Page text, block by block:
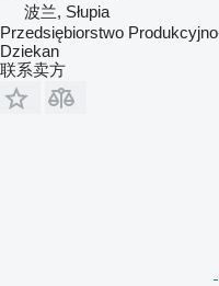
波兰, Słupia
Przedsiębiorstwo
Dziekan
联系卖方